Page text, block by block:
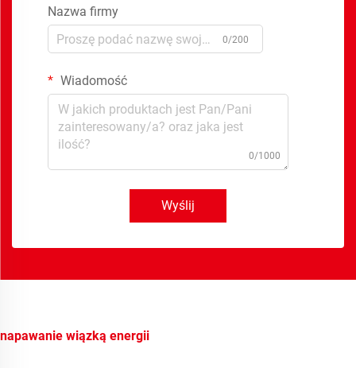
Nazwa firmy
0/200
Wiadomość
0/1000
Wyślij
napawanie wiązką energii